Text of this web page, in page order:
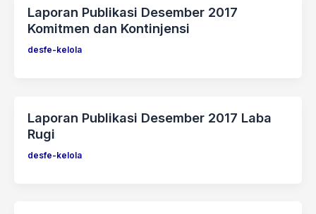
Laporan Publikasi Desember 2017
Komitmen dan Kontinjensi
desfe-kelola
Laporan Publikasi Desember 2017 Laba
Rugi
desfe-kelola